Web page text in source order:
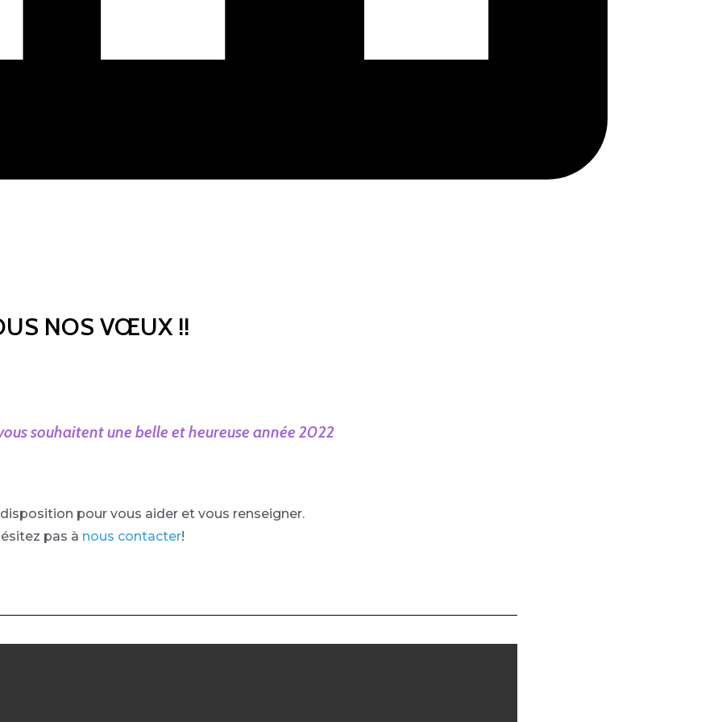
NOS VŒUX !!
souhaitent une belle et heureuse année 2022
pour vous aider et vous renseigner.
pas à nous contacter!